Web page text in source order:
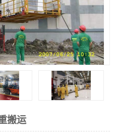
搬运
叉车出租租赁服务